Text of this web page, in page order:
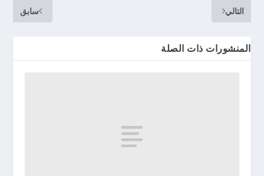
سابق
التالي
المنشورات ذات الصلة